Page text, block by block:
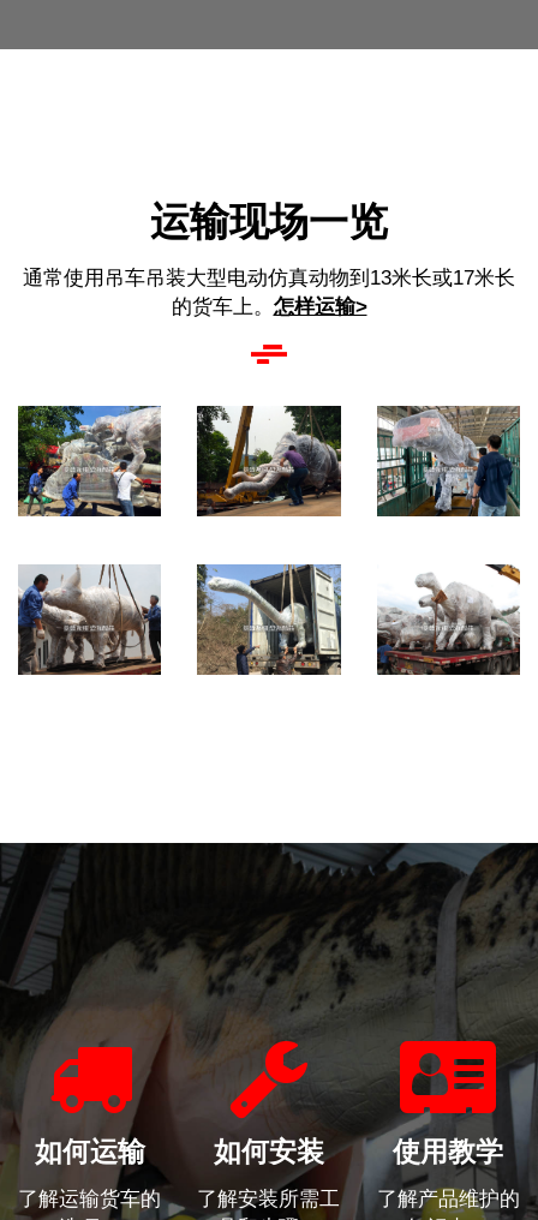
运输现场一览
通常使用吊车吊装大型电动仿真动物到13米长或17米长
的货车上。 怎样运输>
如何运输
了解运输货车的
如何安装
了解安装所需工
使用教学
了解产品维护的